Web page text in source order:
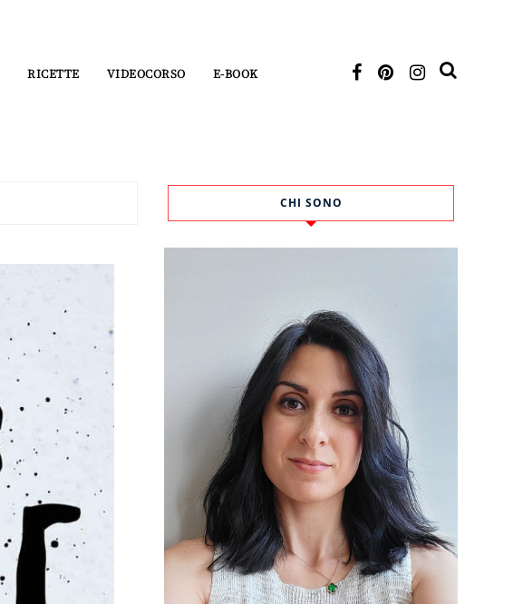
RICETTE VIDEOCORSO E-BOOK
CHI SONO